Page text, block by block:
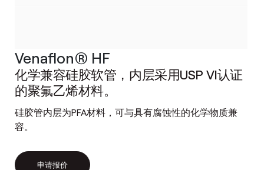
Venaflon® HF
化学兼容硅胶软管，内层采用USP VI认证
的聚氟乙烯材料。
硅胶管内层为PFA材料，可与具有腐蚀性的化学物质兼
容。
申请报价